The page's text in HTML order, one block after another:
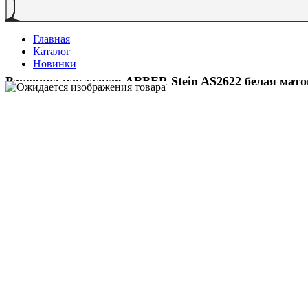
Главная
Каталог
Новинки
Раковина накладная ABBER Stein AS2622 белая